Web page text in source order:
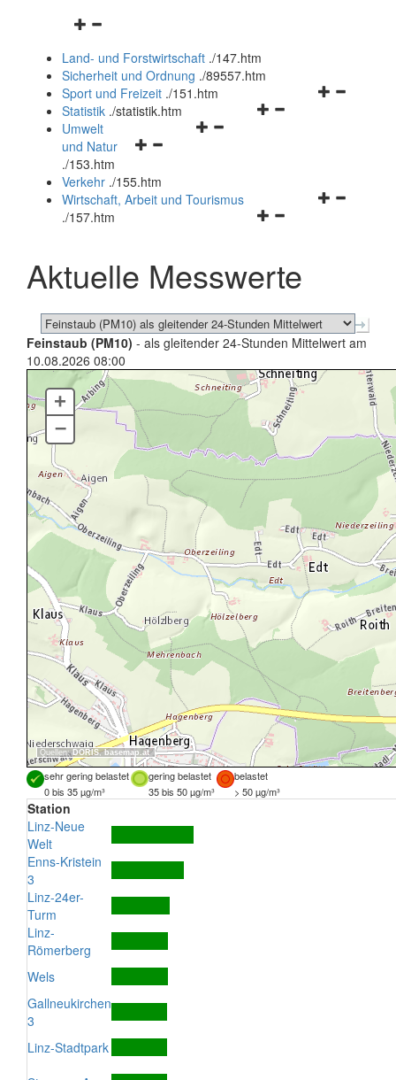
Navigationsmenü
und
schließen
Land- und Forstwirtschaft ./147.htm
Sicherheit und Ordnung ./89557.htm
Navigationsmenü
Sport und Freizeit ./151.htm
Navigationsmenü
Statistik ./statistik.htm
Navigationsmenü
und
schließen
Umwelt
und Natur
./153.htm
Verkehr ./155.htm
Navigationsmenü
schließen
Wirtschaft, Arbeit und Tourismus
./157.htm
Aktuelle Messwerte
Feinstaub (PM10) - als gleitender 24-Stunden Mittelwert am
10.08.2026 08:00
Quellen: DORIS,basemap.at
+
–
sehr gering belastet gering belastet
belastet
0 bis 35 µg/m³
35 bis 50 µg/m³ > 50 µg/m³
Station
Linz-Neue
Welt
Enns-Kristein
3
Linz-24er-
Turm
Linz-
Römerberg
Wels
Gallneukirchen
3
Linz-Stadtpark